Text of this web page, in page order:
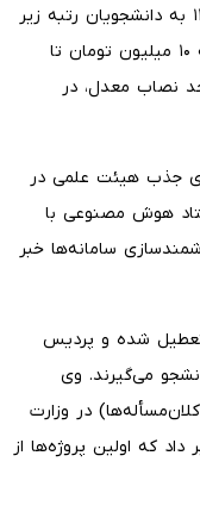
برای رتبه‌های زیر صد گفت: «از اول مهر ۱۴۰۵ به دانشجویان رتبه زیر
۱۰۰ که دانشگاه تهران را انتخاب کنند، ماهانه ۱۰ میلیون تومان تا
نصاب معدل، در
ویژه برای جذب هیئت علمی در
هوش مصنوعی با
سامانه‌ها خبر
شده و پردیس
می‌گیرند. وی
در وزارت
که اولین پروژه‌ها از